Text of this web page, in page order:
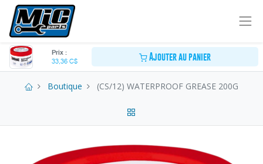
Prix :
33,36 C$ Ajouter au panier
Boutique (CS/12) WATERPROOF GREASE 200G